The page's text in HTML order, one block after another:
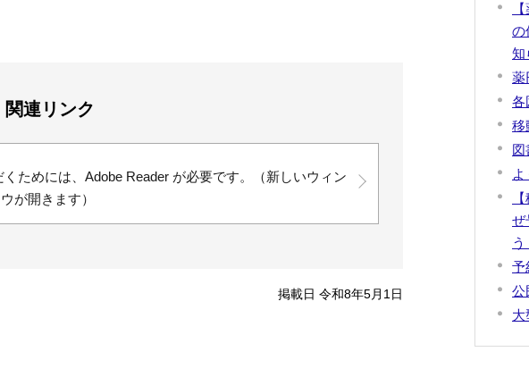
関連リンク
ためには、Adobe Reader が必要です。（新しいウィン
ウが開きます）
掲載日 令和8年5月1日
の
知
薬
各
移
ぜ
予
公
大